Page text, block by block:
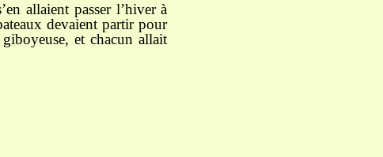
allaient passer l’hiver à
devaient partir pour
et chacun allait